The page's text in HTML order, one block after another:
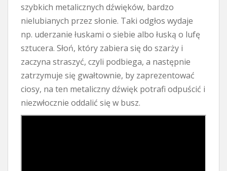
szybkich metalicznych dźwięków, bardzo
nielubianych przez słonie. Taki odgłos wydaje
np. uderzanie łuskami o siebie albo łuską o lufę
sztucera. Słoń, który zabiera się do szarży i
zaczyna straszyć, czyli podbiega, a następnie
zatrzymuje się gwałtownie, by zaprezentować
ciosy, na ten metaliczny dźwięk potrafi odpuścić i
niezwłocznie oddalić się w busz.